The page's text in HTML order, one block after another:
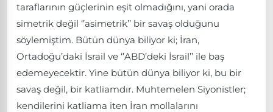
taraflarının güçlerinin eşit olmadığını, yani orada
simetrik değil ‘’asimetrik’’ bir savaş olduğunu
söylemiştim. Bütün dünya biliyor ki; İran,
Ortadoğu’daki İsrail ve ‘’ABD’deki İsrail’’ ile baş
edemeyecektir. Yine bütün dünya biliyor ki, bu bir
savaş değil, bir katliamdır. Muhtemelen Siyonistler;
kendilerini katliama iten İran mollalarını